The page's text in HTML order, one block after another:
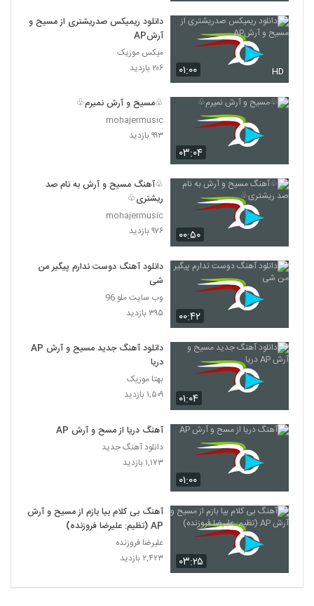
۰۱:۰۰ HD
دانلود ریمیکس صدریشتری از مسیح و
آرشAP
میکس موزیک
۲۰۶ بازدید
۰۳:۰۴
♧مسیح و آرش نمیرم♧
mohajermusic
۹۹۳ بازدید
۰۰:۵۰
♧آهنگ مسیح و آرش به نام صد
ریشتری♧
mohajermusic
۹۷۶ بازدید
۰۰:۴۲
دانلود آهنگ دوست ندارم پیگیر من
شی
وب سایت ملو 96
۳۹۵ بازدید
۰۱:۰۴
دانلود آهنگ جدید مسیح و آرش AP
دریا
بهتا موزیک
۱,۵۰۹ بازدید
۰۱:۰۰
آهنگ دریا از مسح و آرش AP
دانلود آهنگ جدید
۱,۱۷۳ بازدید
۰۳:۲۵
آهنگ بی کلام بیا بازم از مسیح و آرش
AP (تظیم: علیرضا فروزنده)
علیرضا فروزنده
۲,۴۲۳ بازدید